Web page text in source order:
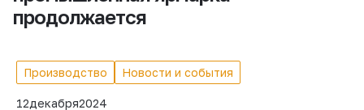
продолжается
Производство Новости и события
12декабря2024